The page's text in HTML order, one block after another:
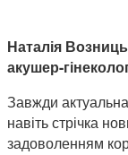
Наталія
акушер-
Завжди
навіть стрічка
задоволенням